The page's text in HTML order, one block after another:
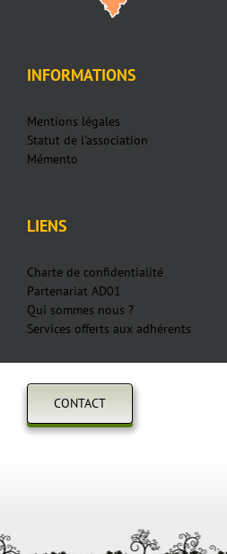
INFORMATIONS
Mentions légales
Statut de l'association
Mémento
LIENS
Charte de confidentialité
Partenariat AD01
Qui sommes nous ?
Services offerts aux adhérents
CONTACT